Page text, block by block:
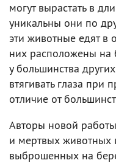
могут вырастать в
уникальны они по
эти животные едят в
них расположены на
у большинства
втягивать глаза при
отличие от
Авторы новой
и мертвых животных
выброшенных на